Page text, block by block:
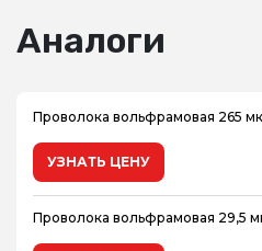
Аналоги
Проволока вольфрамовая 265
УЗНАТЬ ЦЕНУ
Проволока вольфрамовая 29,5